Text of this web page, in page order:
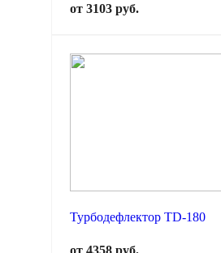
от 3103 руб.
Турбодефлектор TD-180
от 4358 руб.